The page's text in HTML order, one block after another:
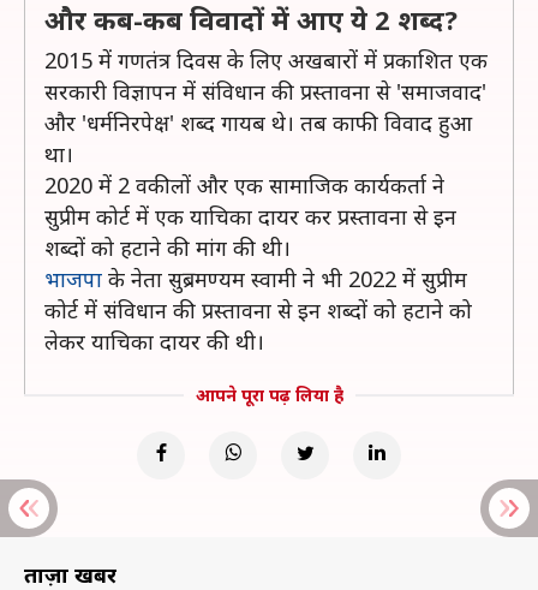
और कब-कब विवादों में आए ये 2 शब्द?
2015 में गणतंत्र दिवस के लिए अखबारों में प्रकाशित एक
सरकारी विज्ञापन में संविधान की प्रस्तावना से 'समाजवाद'
और 'धर्मनिरपेक्ष' शब्द गायब थे। तब काफी विवाद हुआ
था।
2020 में 2 वकीलों और एक सामाजिक कार्यकर्ता ने
सुप्रीम कोर्ट में एक याचिका दायर कर प्रस्तावना से इन
शब्दों को हटाने की मांग की थी।
भाजपा के नेता सुब्रमण्यम स्वामी ने भी 2022 में सुप्रीम
कोर्ट में संविधान की प्रस्तावना से इन शब्दों को हटाने को
लेकर याचिका दायर की थी।
आपने पूरा पढ़ लिया है
ताज़ा खबरें